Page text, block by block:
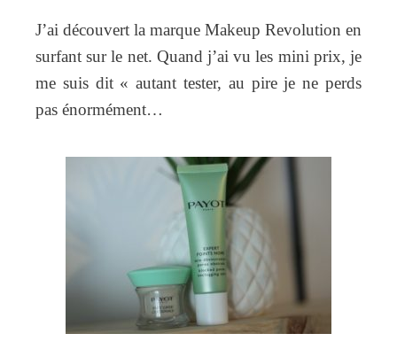
J’ai découvert la marque Makeup Revolution en
surfant sur le net. Quand j’ai vu les mini prix, je
me suis dit « autant tester, au pire je ne perds
pas énormément…